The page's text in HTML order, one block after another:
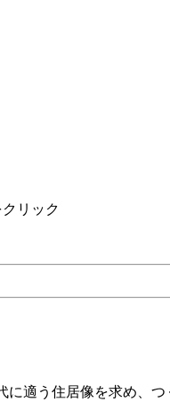
リック
適う住居像を求め、